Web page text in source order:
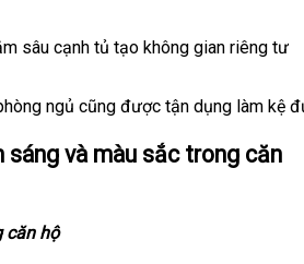
sâu cạnh tủ tạo không gian riêng tư
ngủ cũng được tận dụng làm kệ
sáng và màu sắc trong căn
căn hộ